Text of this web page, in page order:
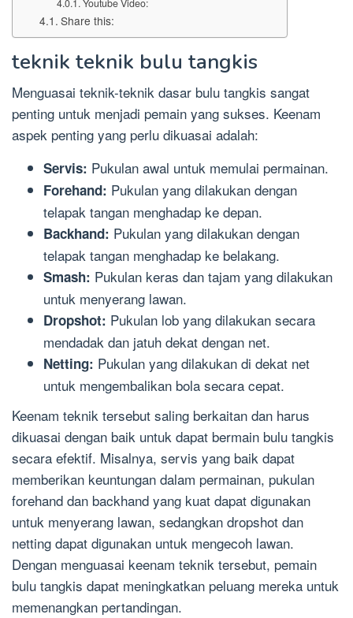
Youtube Video:
Share this:
teknik teknik bulu tangkis
Menguasai teknik-teknik dasar bulu tangkis sangat
penting untuk menjadi pemain yang sukses. Keenam
aspek penting yang perlu dikuasai adalah:
Servis: Pukulan awal untuk memulai permainan.
Forehand: Pukulan yang dilakukan dengan
telapak tangan menghadap ke depan.
Backhand: Pukulan yang dilakukan dengan
telapak tangan menghadap ke belakang.
Smash: Pukulan keras dan tajam yang dilakukan
untuk menyerang lawan.
Dropshot: Pukulan lob yang dilakukan secara
mendadak dan jatuh dekat dengan net.
Netting: Pukulan yang dilakukan di dekat net
untuk mengembalikan bola secara cepat.
Keenam teknik tersebut saling berkaitan dan harus
dikuasai dengan baik untuk dapat bermain bulu tangkis
secara efektif. Misalnya, servis yang baik dapat
memberikan keuntungan dalam permainan, pukulan
forehand dan backhand yang kuat dapat digunakan
untuk menyerang lawan, sedangkan dropshot dan
netting dapat digunakan untuk mengecoh lawan.
Dengan menguasai keenam teknik tersebut, pemain
bulu tangkis dapat meningkatkan peluang mereka untuk
memenangkan pertandingan.